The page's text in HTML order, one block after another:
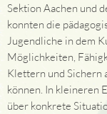
Sektion Aachen und
konnten die
Jugendliche in dem
Möglichkeiten,
Klettern und Sichern
können. In kleineren
über konkrete